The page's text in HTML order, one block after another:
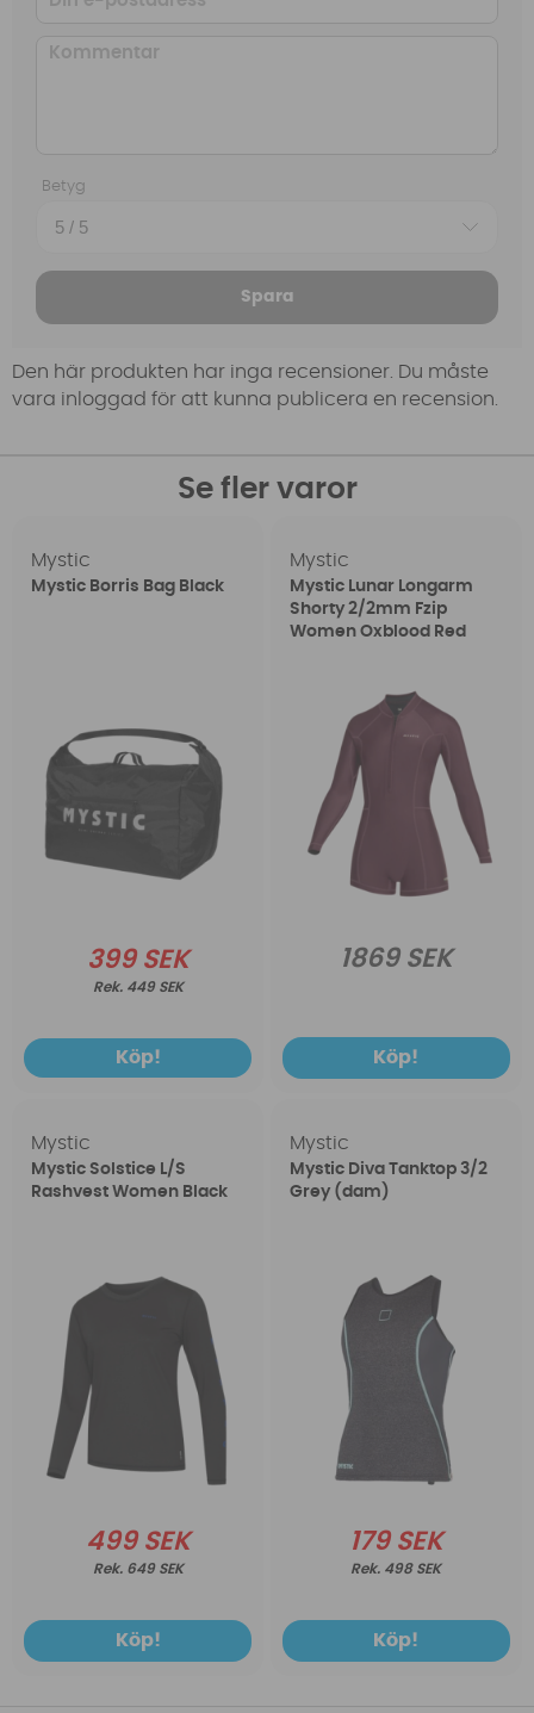
Betyg
Spara
Den här produkten har inga recensioner. Du måste
vara inloggad för att kunna publicera en recension.
Se fler varor
Mystic
Mystic Borris Bag Black
399 SEK
449 SEK
Köp!
Mystic
Mystic Lunar Longarm
Shorty 2/2mm Fzip
Women Oxblood Red
1869 SEK
Köp!
Mystic
Mystic Solstice L/S
Rashvest Women Black
499 SEK
649 SEK
Köp!
Mystic
Mystic Diva Tanktop 3/2
Grey (dam)
179 SEK
498 SEK
Köp!